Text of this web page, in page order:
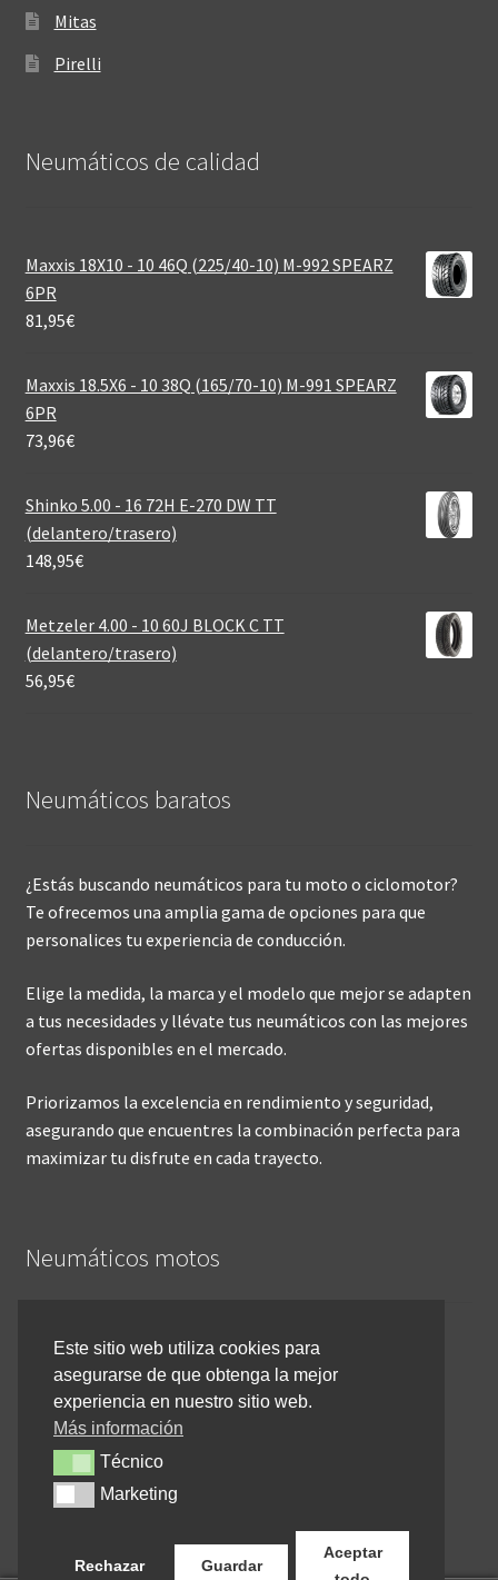
Mitas
Pirelli
Neumáticos de calidad‎
Maxxis 18X10 - 10 46Q (225/40-10) M-992 SPEARZ
6PR
81,95€
Maxxis 18.5X6 - 10 38Q (165/70-10) M-991 SPEARZ
6PR
73,96€
Shinko 5.00 - 16 72H E-270 DW TT
(delantero/trasero)
148,95€
Metzeler 4.00 - 10 60J BLOCK C TT
(delantero/trasero)
56,95€
Neumáticos baratos
¿Estás buscando neumáticos para tu moto o ciclomotor?
Te ofrecemos una amplia gama de opciones para que
personalices tu experiencia de conducción.
Elige la medida, la marca y el modelo que mejor se adapten
a tus necesidades y llévate tus neumáticos con las mejores
ofertas disponibles en el mercado.
Priorizamos la excelencia en rendimiento y seguridad,
asegurando que encuentres la combinación perfecta para
maximizar tu disfrute en cada trayecto.
Neumáticos motos
Inicio
Cómo comprar online
Devoluciones y reembolsos
Cancelar pedido
Contacto
Este sitio web utiliza cookies para
asegurarse de que obtenga la mejor
experiencia en nuestro sitio web.
Más información
TécnicoTécnico
MarketingMarketing
Rechazar Guardar
Aceptar